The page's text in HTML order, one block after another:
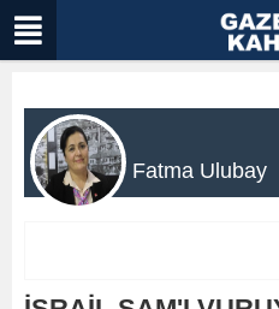
Fatma Ulubay